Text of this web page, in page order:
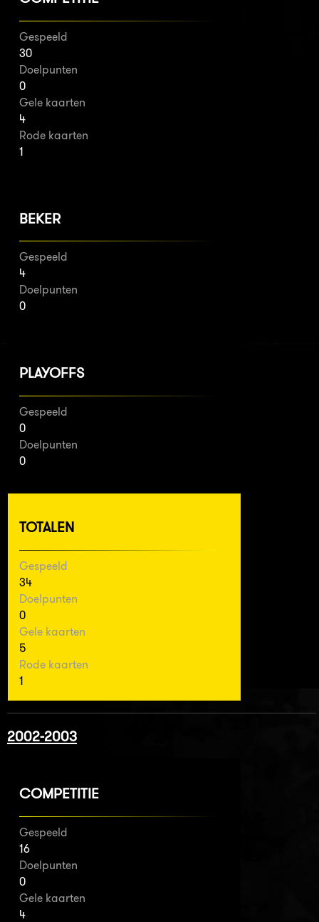
Gespeeld
30
Doelpunten
0
Gele kaarten
4
Rode kaarten
1
BEKER
Gespeeld
4
Doelpunten
0
PLAYOFFS
Gespeeld
0
Doelpunten
0
TOTALEN
Gespeeld
34
Doelpunten
0
Gele kaarten
5
Rode kaarten
1
2002-2003
COMPETITIE
Gespeeld
16
Doelpunten
0
Gele kaarten
4